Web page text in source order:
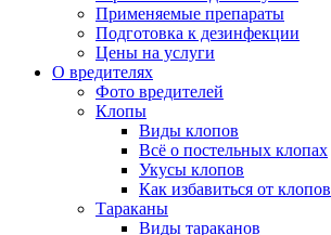
Применяемые препараты
Подготовка к дезинфекции
Цены на услуги
О вредителях
Фото вредителей
Клопы
Виды клопов
Всё о постельных клопах
Укусы клопов
Как избавиться от клопов
Тараканы
Виды тараканов